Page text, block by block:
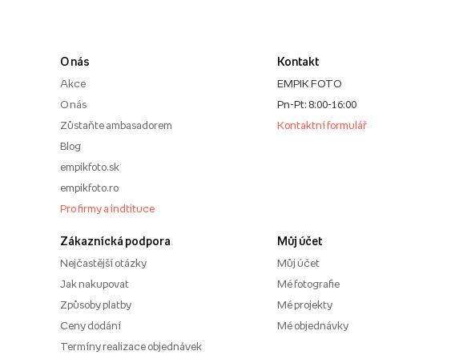
O nás
Akce
O nás
Zůstaňte ambasadorem
Blog
empikfoto.sk
empikfoto.ro
Pro firmy a indtituce
Zákaznícká podpora
Nejčastější otázky
Jak nakupovat
Způsoby platby
Ceny dodání
Termíny realizace objednávek
Kontakt
EMPIK FOTO
Pn-Pt: 8:00-16:00
Kontaktní formulář
Můj účet
Můj účet
Mé fotografie
Mé projekty
Mé objednávky